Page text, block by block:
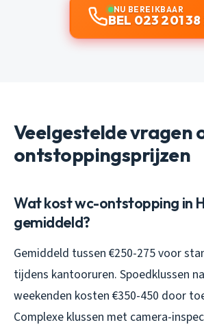
NU BEREIKBAAR
BEL 023 201
Veelgestelde vragen
ontstoppingsprijzen
Wat kost wc-ontstopping in
gemiddeld?
Gemiddeld tussen €250-275 voor
tijdens kantooruren. Spoedklussen
weekenden kosten €350-450 door
Complexe klussen met camera-